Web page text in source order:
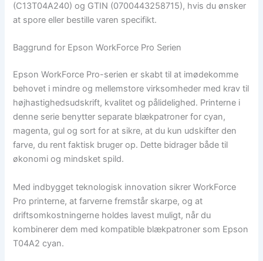
(C13T04A240) og GTIN (0700443258715), hvis du ønsker
at spore eller bestille varen specifikt.
Baggrund for Epson WorkForce Pro Serien
Epson WorkForce Pro-serien er skabt til at imødekomme
behovet i mindre og mellemstore virksomheder med krav til
højhastighedsudskrift, kvalitet og pålidelighed. Printerne i
denne serie benytter separate blækpatroner for cyan,
magenta, gul og sort for at sikre, at du kun udskifter den
farve, du rent faktisk bruger op. Dette bidrager både til
økonomi og mindsket spild.
Med indbygget teknologisk innovation sikrer WorkForce
Pro printerne, at farverne fremstår skarpe, og at
driftsomkostningerne holdes lavest muligt, når du
kombinerer dem med kompatible blækpatroner som Epson
T04A2 cyan.